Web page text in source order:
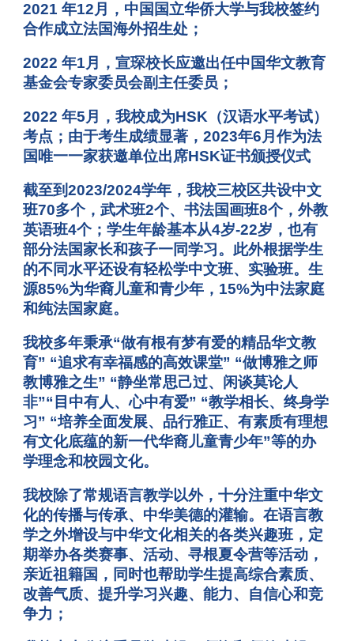
2021 年12月，中国国立华侨大学与我校签约
合作成立法国海外招生处；
2022 年1月，宣琛校长应邀出任中国华文教育
基金会专家委员会副主任委员；
2022 年5月，我校成为HSK（汉语水平考试）
考点；由于考生成绩显著，2023年6月作为法
国唯一一家获邀单位出席HSK证书颁授仪式
截至到2023/2024学年，我校三校区共设中文
班70多个，武术班2个、书法国画班8个，外教
英语班4个；学生年龄基本从4岁-22岁，也有
部分法国家长和孩子一同学习。此外根据学生
的不同水平还设有轻松学中文班、实验班。生
源85%为华裔儿童和青少年，15%为中法家庭
和纯法国家庭。
我校多年秉承“做有根有梦有爱的精品华文教
育” “追求有幸福感的高效课堂” “做博雅之师
教博雅之生” “静坐常思己过、闲谈莫论人
非”“目中有人、心中有爱” “教学相长、终身学
习” “培养全面发展、品行雅正、有素质有理想
有文化底蕴的新一代华裔儿童青少年”等的办
学理念和校园文化。
我校除了常规语言教学以外，十分注重中华文
化的传播与传承、中华美德的灌输。在语言教
学之外增设与中华文化相关的各类兴趣班，定
期举办各类赛事、活动、寻根夏令营等活动，
亲近祖籍国，同时也帮助学生提高综合素质、
改善气质、提升学习兴趣、能力、自信心和竞
争力；